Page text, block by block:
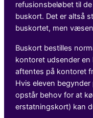
refusionsbeløbet til
buskort. Det er altså
buskortet, men
Buskort bestilles
kontoret udsender
aftentes på kontoret
Hvis eleven
opstår behov for at
erstatningskort) kan